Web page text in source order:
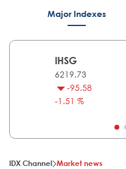
Major Indexes
IHSG
6219.73
-95.58
-1.51 %
IDX Channel Market news